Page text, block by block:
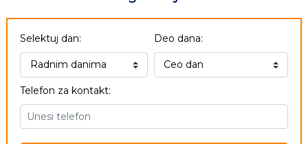
Selektuj dan: Deo dana:
Telefon za kontakt: